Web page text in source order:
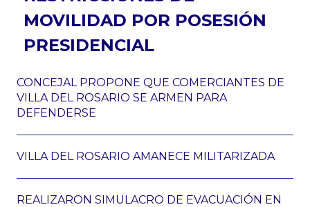
MOVILIDAD POR POSESIÓN
PRESIDENCIAL
CONCEJAL PROPONE QUE COMERCIANTES DE
VILLA DEL ROSARIO SE ARMEN PARA
DEFENDERSE
VILLA DEL ROSARIO AMANECE MILITARIZADA
REALIZARON SIMULACRO DE EVACUACIÓN EN